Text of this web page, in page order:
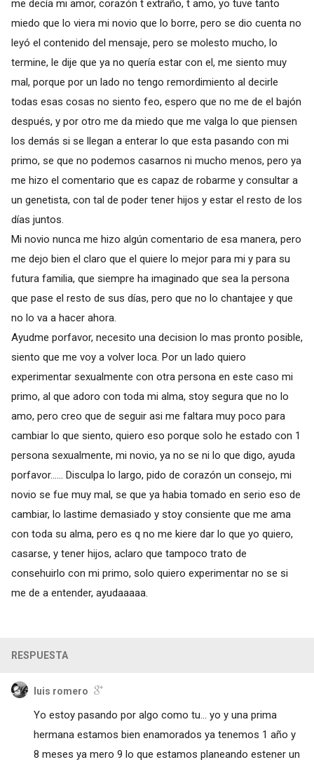
me decía mi amor, corazón t extraño, t amo, yo tuve tanto
miedo que lo viera mi novio que lo borre, pero se dio cuenta no
leyó el contenido del mensaje, pero se molesto mucho, lo
termine, le dije que ya no quería estar con el, me siento muy
mal, porque por un lado no tengo remordimiento al decirle
todas esas cosas no siento feo, espero que no me de el bajón
después, y por otro me da miedo que me valga lo que piensen
los demás si se llegan a enterar lo que esta pasando con mi
primo, se que no podemos casarnos ni mucho menos, pero ya
me hizo el comentario que es capaz de robarme y consultar a
un genetista, con tal de poder tener hijos y estar el resto de los
días juntos.
Mi novio nunca me hizo algún comentario de esa manera, pero
me dejo bien el claro que el quiere lo mejor para mi y para su
futura familia, que siempre ha imaginado que sea la persona
que pase el resto de sus días, pero que no lo chantajee y que
no lo va a hacer ahora.
Ayudme porfavor, necesito una decision lo mas pronto posible,
siento que me voy a volver loca. Por un lado quiero
experimentar sexualmente con otra persona en este caso mi
primo, al que adoro con toda mi alma, stoy segura que no lo
amo, pero creo que de seguir asi me faltara muy poco para
cambiar lo que siento, quiero eso porque solo he estado con 1
persona sexualmente, mi novio, ya no se ni lo que digo, ayuda
porfavor...... Disculpa lo largo, pido de corazón un consejo, mi
novio se fue muy mal, se que ya habia tomado en serio eso de
cambiar, lo lastime demasiado y stoy consiente que me ama
con toda su alma, pero es q no me kiere dar lo que yo quiero,
casarse, y tener hijos, aclaro que tampoco trato de
consehuirlo con mi primo, solo quiero experimentar no se si
me de a entender, ayudaaaaa.
RESPUESTA
luis romero
Yo estoy pasando por algo como tu... yo y una prima
hermana estamos bien enamorados ya tenemos 1 año y
8 meses ya mero 9 lo que estamos planeando estener un